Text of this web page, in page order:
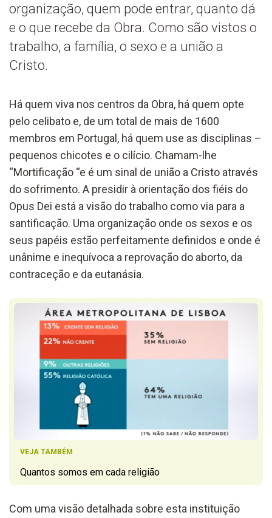
organização, quem pode entrar, quanto dá
e o que recebe da Obra. Como são vistos o
trabalho, a família, o sexo e a união a
Cristo.
Há quem viva nos centros da Obra, há quem opte
pelo celibato e, de um total de mais de 1600
membros em Portugal, há quem use as disciplinas –
pequenos chicotes e o cilício. Chamam-lhe
“Mortificação “e é um sinal de união a Cristo através
do sofrimento. A presidir à orientação dos fiéis do
Opus Dei está a visão do trabalho como via para a
santificação. Uma organização onde os sexos e os
seus papéis estão perfeitamente definidos e onde é
unânime e inequívoca a reprovação do aborto, da
contraceção e da eutanásia.
VEJA TAMBÉM
Quantos somos em cada religião
Com uma visão detalhada sobre esta instituição